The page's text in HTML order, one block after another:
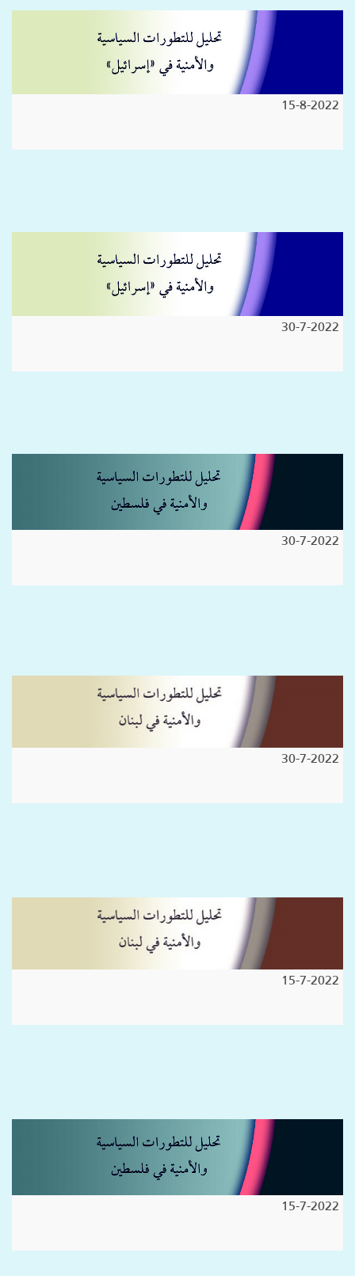
15-8-2022
30-7-2022
30-7-2022
30-7-2022
15-7-2022
15-7-2022